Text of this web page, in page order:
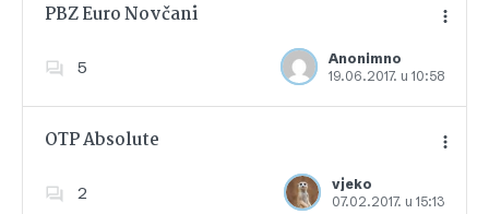
PBZ Euro Novčani
5
Anonimno
19.06.2017. u 10:58
Dodajte u favorite
OTP Absolute
2
vjeko
07.02.2017. u 15:13
Dodajte u favorite